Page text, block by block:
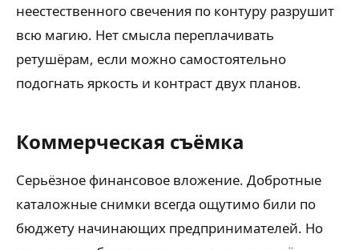
неестественного свечения по контуру разрушит
всю магию. Нет смысла переплачивать
ретушёрам, если можно самостоятельно
подогнать яркость и контраст двух планов.
Коммерческая съёмка
Серьёзное финансовое вложение. Добротные
каталожные снимки всегда ощутимо били по
бюджету начинающих предпринимателей. Но